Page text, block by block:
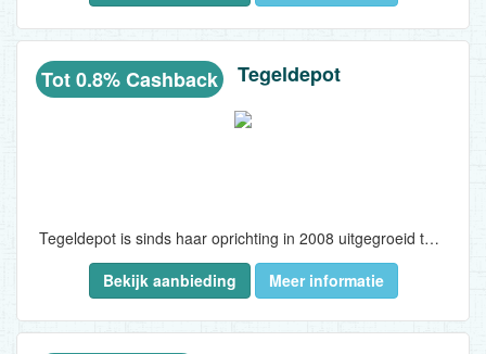
Tot 0.8% Cashback Tegeldepot
Tegeldepot is sinds haar oprichting in 2008 uitgegroeid tot de grootste tegel- & sanitair outlet in Nederland. Met een zeer uitgebreid assortiment met onder meer wastafels, douches, tegels en badkamermeubels vindt men hier alles voor in de badkamer of de toiletruimte...
Bekijk aanbieding
Meer informatie